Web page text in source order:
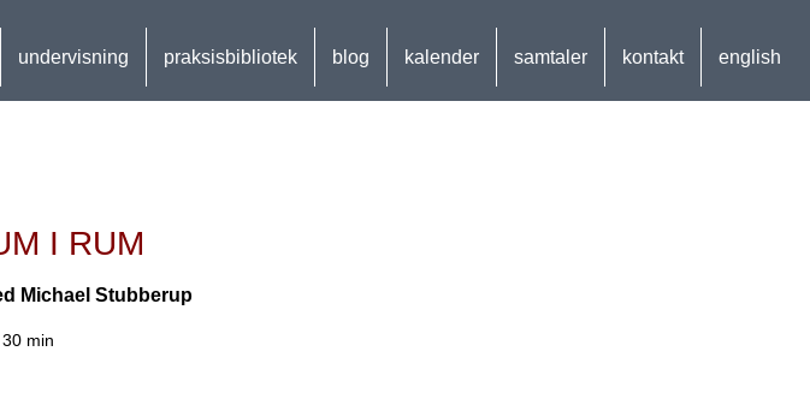
undervisning praksisbibliotek blog kalender samtaler kontakt english
I RUM
Michael Stubberup
30 min